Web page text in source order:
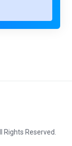
Reserved.